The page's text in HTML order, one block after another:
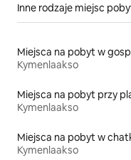
Inne rodzaje miejsc
Kymenlaakso
Miejsca na pobyt przy
Kymenlaakso
Miejsca na pobyt w
Kymenlaakso